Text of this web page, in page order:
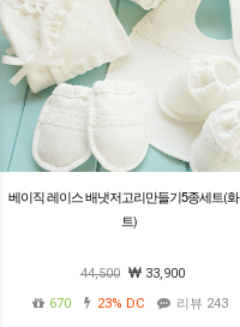
베이직 레이스 배냇저고리만들기5종세트(
트)
44,500
33,900
670
23% DC 리뷰 243